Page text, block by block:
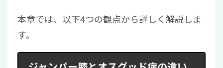
本章では、以下4つの観点から詳しく解説しま
す。